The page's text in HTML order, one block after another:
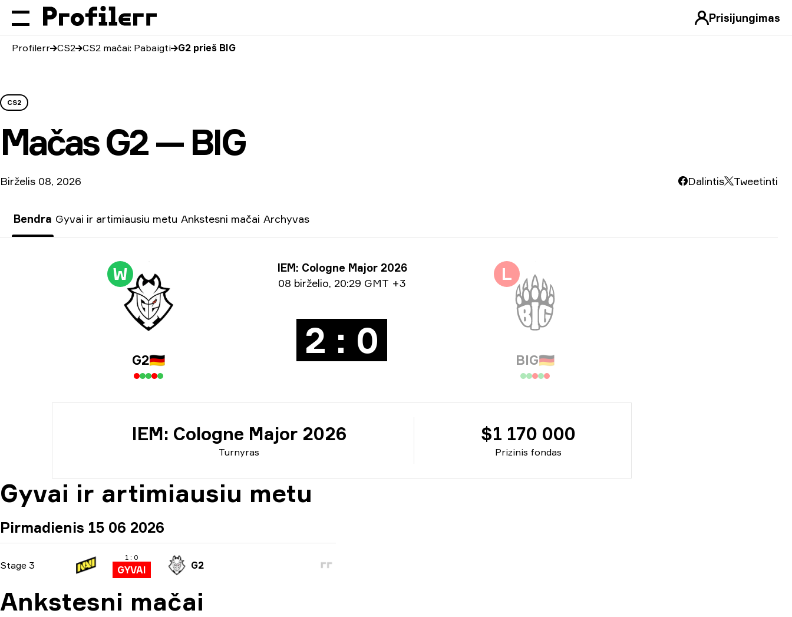
Prisijungimas
Profilerr CS2 CS2 mačai: Pabaigti G2 prieš BIG
CS2
Mačas G2 — BIG
Birželis 08, 2026 Dalintis Tweetinti
Bendra Gyvai ir artimiausiu metu Ankstesni mačai Archyvas
Turnyro informacija
IEM: Cologne Major 2026
Informacija apie datą
08 birželio, 20:29 GMT +3
W
G2🇩🇪 2 : 0
L
BIG🇩🇪
Turnyras
IEM: Cologne Major 2026
Prizinis fondas
$1 170 000
Gyvai ir artimiausiu metu
Pirmadienis 15 06 2026
Stage 3
1 : 0
GYVAI G2
Ankstesni mačai